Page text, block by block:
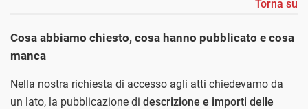
Torna su
Cosa abbiamo chiesto, cosa hanno pubblicato e cosa
manca
Nella nostra richiesta di accesso agli atti chiedevamo da
un lato, la pubblicazione di descrizione e importi delle